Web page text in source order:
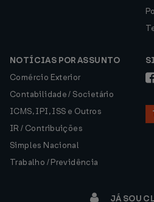
NOTÍCIAS POR ASSUNTO
Comércio Exterior
Contabilidade / Societário
ICMS, IPI, ISS e Outros
IR / Contribuições
Simples Nacional
Trabalho / Previdência
JÁ SOU